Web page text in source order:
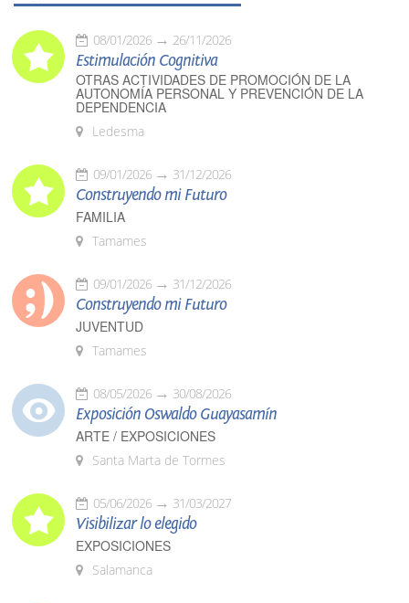
08/01/2026 26/11/2026
Estimulación Cognitiva
OTRAS ACTIVIDADES DE PROMOCIÓN DE LA
AUTONOMÍA PERSONAL Y PREVENCIÓN DE LA
DEPENDENCIA
Ledesma
09/01/2026 31/12/2026
Construyendo mi Futuro
FAMILIA
Tamames
09/01/2026 31/12/2026
Construyendo mi Futuro
JUVENTUD
Tamames
08/05/2026 30/08/2026
Exposición Oswaldo Guayasamín
ARTE / EXPOSICIONES
Santa Marta de Tormes
05/06/2026 31/03/2027
Visibilizar lo elegido
EXPOSICIONES
Salamanca